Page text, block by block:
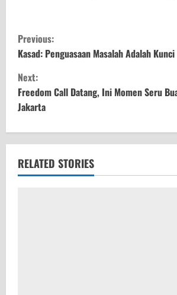
C
o
n
t
i
n
u
Previous:
Kasad: Penguasaan Masalah Adalah
Next:
Freedom Call Datang, Ini Momen Seru
Jakarta
RELATED STORIES